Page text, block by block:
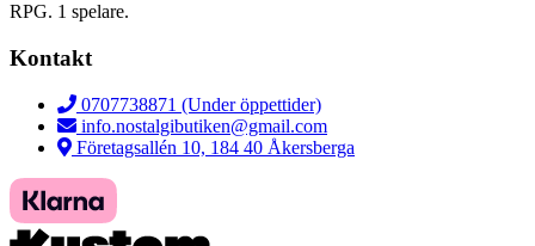
RPG. 1 spelare.
Kontakt
0707738871 (Under öppettider)
info.nostalgibutiken@gmail.com
Företagsallén 10, 184 40 Åkersberga